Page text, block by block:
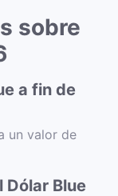
sobre
a fin de
un valor de
Dólar Blue